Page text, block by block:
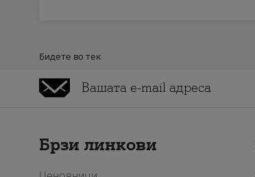
Бидете во тек
Брзи линкови